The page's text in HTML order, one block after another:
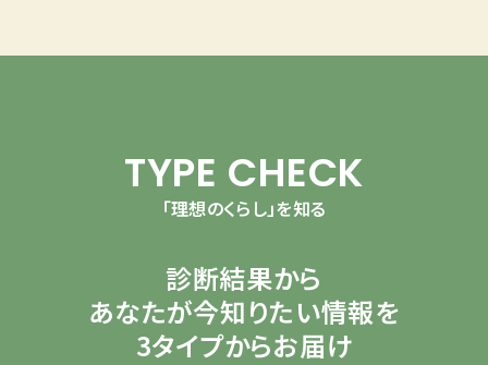
TYPE CHECK
「理想のくらし」を知る
診断結果から
あなたが今知りたい情報を
3タイプからお届け